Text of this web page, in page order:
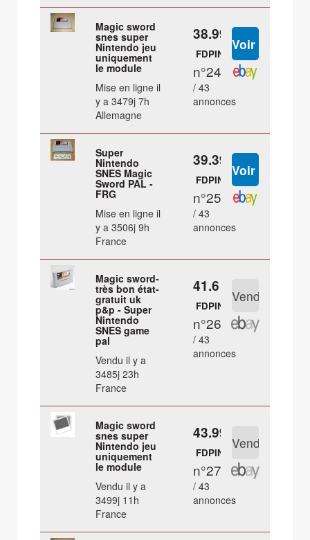
Magic sword
snes super
Nintendo jeu
uniquement
le module
Mise en ligne il
y a 3479j 7h
Allemagne
38.99 €
FDPIN
n°24
/ 43
annonces
Super
Nintendo
SNES Magic
Sword PAL -
FRG
Mise en ligne il
y a 3506j 9h
France
39.39 €
FDPIN
n°25
/ 43
annonces
Magic sword-
très bon état-
gratuit uk
p&p - Super
Nintendo
SNES game
pal
Vendu il y a
3485j 23h
France
41.6 €
FDPIN
n°26
/ 43
annonces
Magic sword
snes super
Nintendo jeu
uniquement
le module
Vendu il y a
3499j 11h
France
43.99 €
FDPIN
n°27
/ 43
annonces